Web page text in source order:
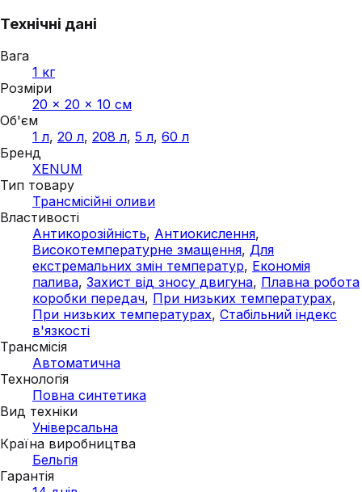
Технічні дані
Вага
1 кг
Розміри
20 × 20 × 10 см
Об'єм
1 л, 20 л, 208 л, 5 л, 60 л
Бренд
XENUM
Тип товару
Трансмісійні оливи
Властивості
Антикорозійність, Антиокислення,
Високотемпературне змащення, Для
екстремальних змін температур, Економія
палива, Захист від зносу двигуна, Плавна робота
коробки передач, При низьких температурах,
При низьких температурах, Стабільний індекс
в'язкості
Трансмісія
Автоматична
Технологія
Повна синтетика
Вид техніки
Універсальна
Країна виробництва
Бельгія
Гарантія